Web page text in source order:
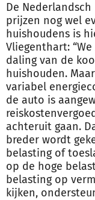
De
prijzen nog wel
huishoudens is
Vliegenthart:
daling van de
huishouden.
variabel
de auto is
achteruit gaan.
breder wordt
belasting of
op de hoge
belasting op
kijken,